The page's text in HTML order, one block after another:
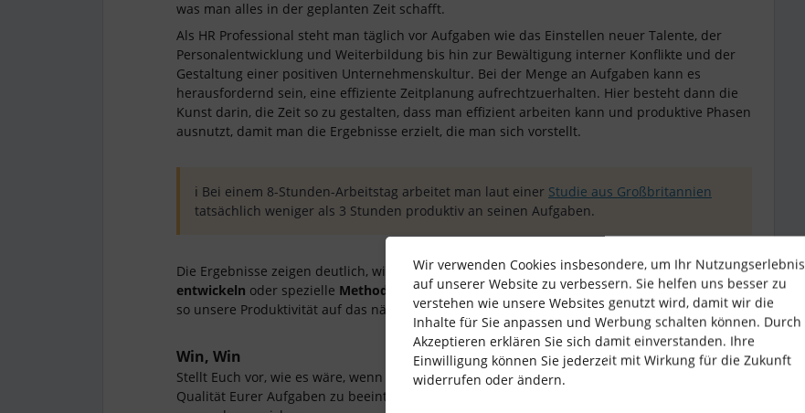
was man alles in der geplanten Zeit schafft.
Als HR Professional steht man täglich vor Aufgaben wie das Einstellen neuer Talente, der
Personalentwicklung und Weiterbildung bis hin zur Bewältigung interner Konflikte und der
Gestaltung einer positiven Unternehmenskultur. Bei der Menge an Aufgaben kann es
herausfordernd sein, eine effiziente Zeitplanung aufrechtzuerhalten. Hier besteht dann die
Kunst darin, die Zeit so zu gestalten, dass man effizient arbeiten kann und produktive Phasen
ausnutzt, damit man die Ergebnisse erzielt, die man sich vorstellt.
ℹ️ Bei einem 8-Stunden-Arbeitstag arbeitet man laut einer Studie aus Großbritannien
tatsächlich weniger als 3 Stunden produktiv an seinen Aufgaben.
Die Ergebnisse zeigen deutlich, wie wichtig es ist, in unseren ArbeitsabläufenRoutinen zu
entwickeln oder spezielle Methoden zu nutzen, um unsere Arbeitszeit klüger zu planen und
so unsere Produktivität auf das nächste Level zu bringen! 🚀
Win, Win
Stellt Euch vor, wie es wäre, wenn Ihr Eure Arbeit effizienter erledigen könntet, ohne die
Qualität Eurer Aufgaben zu beeinträchtigen. Mit einem gut strukturierten Zeitplan könnt Ihr
Wir verwenden Cookies insbesondere, um Ihr Nutzungserlebnis
auf unserer Website zu verbessern. Sie helfen uns besser zu
verstehen wie unsere Websites genutzt wird, damit wir die
Inhalte für Sie anpassen und Werbung schalten können. Durch
Akzeptieren erklären Sie sich damit einverstanden. Ihre
Einwilligung können Sie jederzeit mit Wirkung für die Zukunft
widerrufen oder ändern.